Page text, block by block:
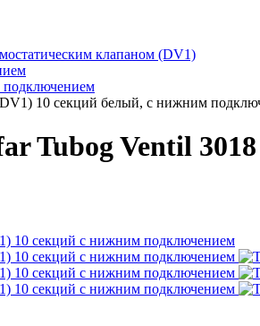
клапаном (DV1)
подключением
10 секций белый, с нижним
Tubog Ventil